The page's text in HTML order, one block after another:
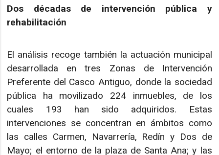
Dos décadas de intervención pública y
rehabilitación
El análisis recoge también la actuación municipal
desarrollada en tres Zonas de Intervención
Preferente del Casco Antiguo, donde la sociedad
pública ha movilizado 224 inmuebles, de los
cuales 193 han sido adquiridos. Estas
intervenciones se concentran en ámbitos como
las calles Carmen, Navarrería, Redín y Dos de
Mayo; el entorno de la plaza de Santa Ana; y las